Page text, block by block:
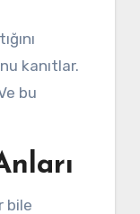
kanıtlar.
bu
bile